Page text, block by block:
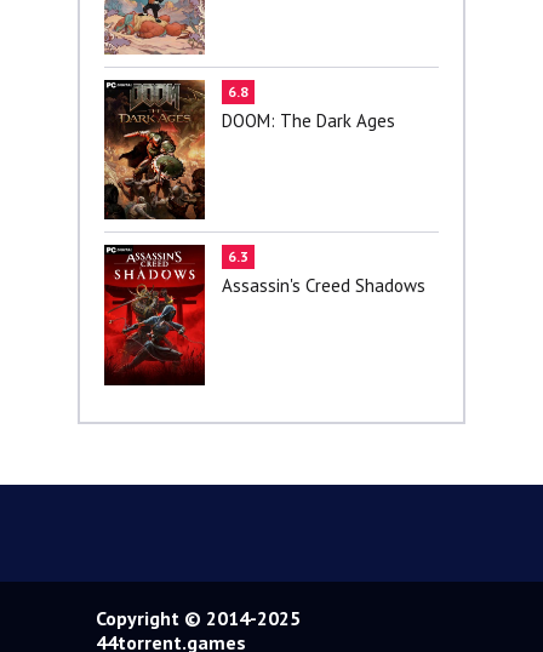
6.8
DOOM: The Dark Ages
6.3
Assassin's Creed Shadows
Copyright © 2014-2025
44torrent.games